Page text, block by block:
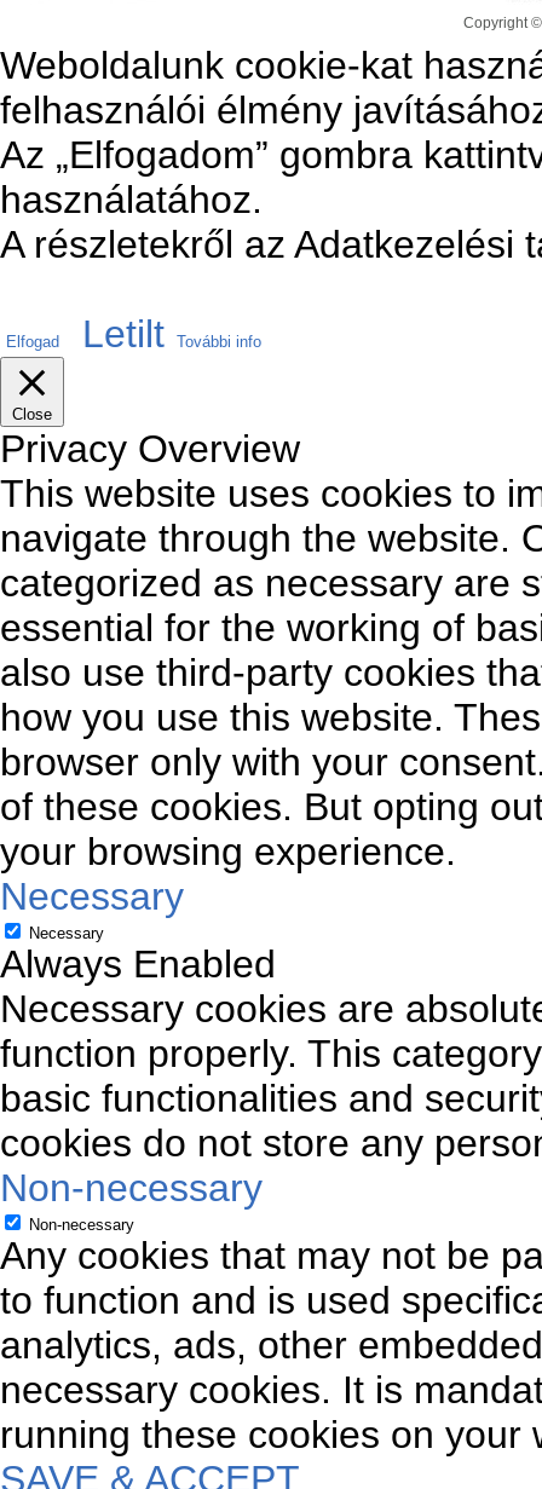
Copyright
Weboldalunk cookie-kat
felhasználói élmény
Az „Elfogadom” gombra
használatához.
A részletekről az Adatkezelési
Elfogad Letilt További info
Close
Privacy Overview
This website uses cookies to
navigate through the website.
categorized as necessary are
essential for the working of
also use third-party cookies
how you use this website.
browser only with your
of these cookies. But opting
your browsing experience.
Necessary
Necessary
Always Enabled
Necessary cookies are
function properly. This
basic functionalities and
cookies do not store any
Non-necessary
Non-necessary
Any cookies that may not be
to function and is used
analytics, ads, other
necessary cookies. It is
running these cookies on your
SAVE & ACCEPT